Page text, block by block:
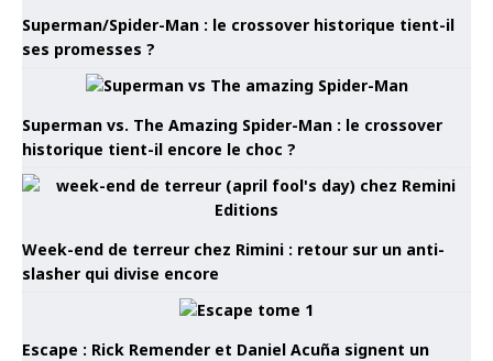
Superman/Spider-Man : le crossover historique tient-il
ses promesses ?
Superman vs. The Amazing Spider-Man : le crossover
historique tient-il encore le choc ?
Week-end de terreur chez Rimini : retour sur un anti-
slasher qui divise encore
Escape : Rick Remender et Daniel Acuña signent un